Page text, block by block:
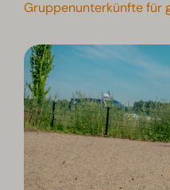
Gruppenunterkünfte für